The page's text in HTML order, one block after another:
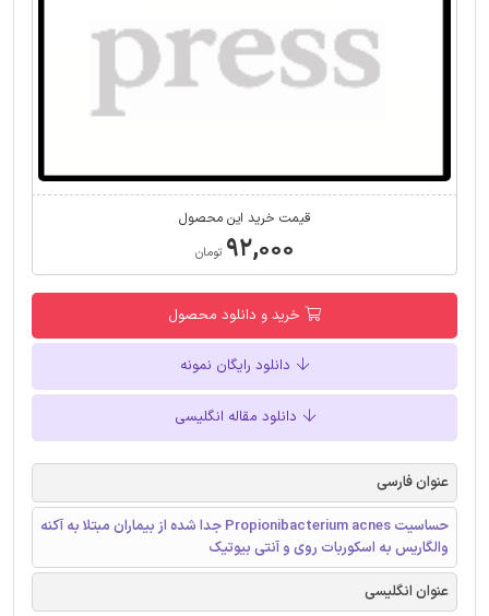
قیمت خرید این محصول
۹۲,۰۰۰ تومان
خرید و دانلود محصول
دانلود رایگان نمونه
دانلود مقاله انگلیسی
عنوان فارسی
حساسیت Propionibacterium acnes جدا شده از بیماران مبتلا به آکنه
والگاریس به اسکوربات روی و آنتی بیوتیک
عنوان انگلیسی